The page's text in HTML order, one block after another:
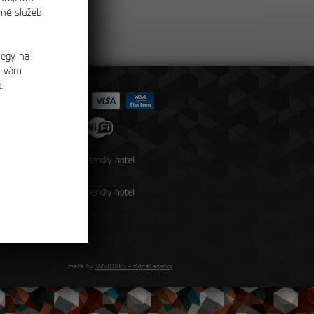
služeb
na
vám
made by SMWORKS - digital agency